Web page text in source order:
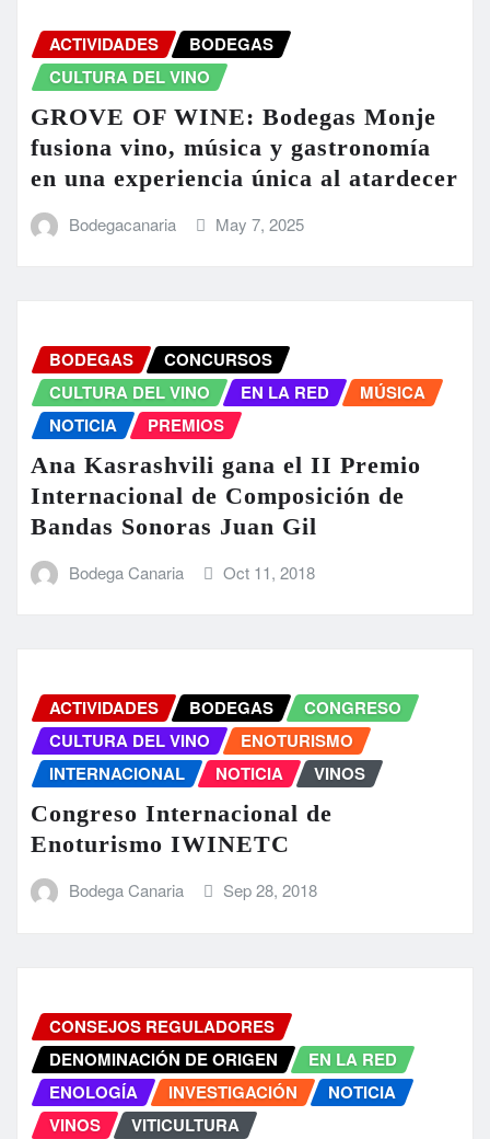
ACTIVIDADES
BODEGAS
CULTURA DEL VINO
GROVE OF WINE: Bodegas Monje
fusiona vino, música y gastronomía
en una experiencia única al atardecer
Bodegacanaria May 7, 2025
BODEGAS
CONCURSOS
CULTURA DEL VINO
EN LA RED
MÚSICA
NOTICIA
PREMIOS
Ana Kasrashvili gana el II Premio
Internacional de Composición de
Bandas Sonoras Juan Gil
Bodega Canaria Oct 11, 2018
ACTIVIDADES BODEGAS
CONGRESO
CULTURA DEL VINO
ENOTURISMO
INTERNACIONAL
NOTICIA VINOS
Congreso Internacional de
Enoturismo IWINETC
Bodega Canaria Sep 28, 2018
CONSEJOS REGULADORES
DENOMINACIÓN DE ORIGEN
EN LA RED
ENOLOGÍA
INVESTIGACIÓN
NOTICIA
VINOS
VITICULTURA